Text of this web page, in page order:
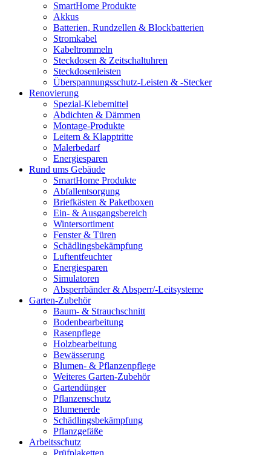
SmartHome Produkte
Akkus
Batterien, Rundzellen & Blockbatterien
Stromkabel
Kabeltrommeln
Steckdosen & Zeitschaltuhren
Steckdosenleisten
Überspannungsschutz-Leisten & -Stecker
Renovierung
Spezial-Klebemittel
Abdichten & Dämmen
Montage-Produkte
Leitern & Klapptritte
Malerbedarf
Energiesparen
Rund ums Gebäude
SmartHome Produkte
Abfallentsorgung
Briefkästen & Paketboxen
Ein- & Ausgangsbereich
Wintersortiment
Fenster & Türen
Schädlingsbekämpfung
Luftentfeuchter
Energiesparen
Simulatoren
Absperrbänder & Absperr/-Leitsysteme
Garten-Zubehör
Baum- & Strauchschnitt
Bodenbearbeitung
Rasenpflege
Holzbearbeitung
Bewässerung
Blumen- & Pflanzenpflege
Weiteres Garten-Zubehör
Gartendünger
Pflanzenschutz
Blumenerde
Schädlingsbekämpfung
Pflanzgefäße
Arbeitsschutz
Prüfplaketten